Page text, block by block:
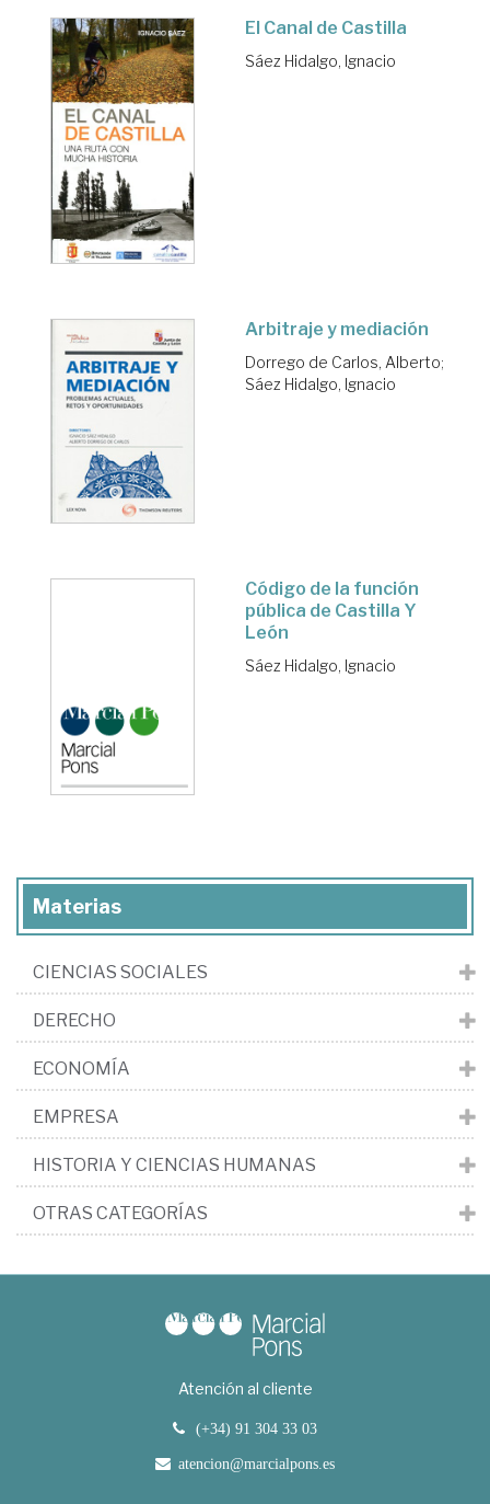
El Canal de Castilla
Sáez Hidalgo, Ignacio
Arbitraje y mediación
Dorrego de Carlos, Alberto;
Sáez Hidalgo, Ignacio
Código de la función
pública de Castilla Y
León
Sáez Hidalgo, Ignacio
Materias
CIENCIAS SOCIALES
DERECHO
ECONOMÍA
EMPRESA
HISTORIA Y CIENCIAS HUMANAS
OTRAS CATEGORÍAS
Atención al cliente
(+34) 91 304 33 03
atencion@marcialpons.es